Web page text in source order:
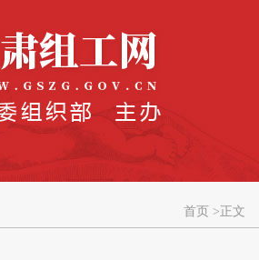
首页 > 正文